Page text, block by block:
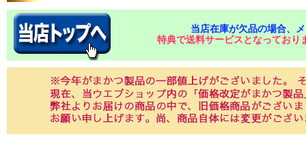
当店在庫が欠品の場合、
特典で送料サービスとなっており